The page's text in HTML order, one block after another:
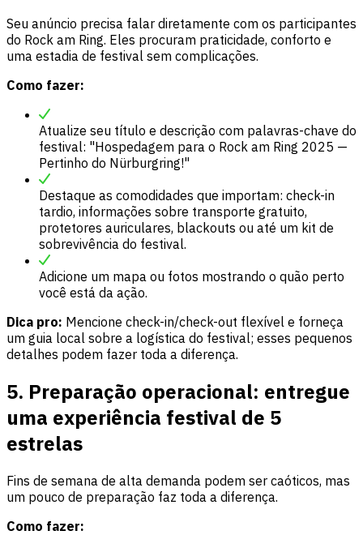
Seu anúncio precisa falar diretamente com os participantes
do Rock am Ring. Eles procuram praticidade, conforto e
uma estadia de festival sem complicações.
Como fazer:
Atualize seu título e descrição com palavras-chave do
festival: "Hospedagem para o Rock am Ring 2025 —
Pertinho do Nürburgring!"
Destaque as comodidades que importam: check-in
tardio, informações sobre transporte gratuito,
protetores auriculares, blackouts ou até um kit de
sobrevivência do festival.
Adicione um mapa ou fotos mostrando o quão perto
você está da ação.
Dica pro: Mencione check-in/check-out flexível e forneça
um guia local sobre a logística do festival; esses pequenos
detalhes podem fazer toda a diferença.
5. Preparação operacional: entregue
uma experiência festival de 5
estrelas
Fins de semana de alta demanda podem ser caóticos, mas
um pouco de preparação faz toda a diferença.
Como fazer: